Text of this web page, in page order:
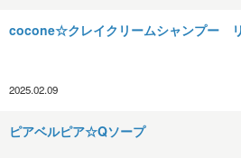
cocone☆クレイクリームシャンプー
2025.02.09
ピアベルピア☆Qソープ